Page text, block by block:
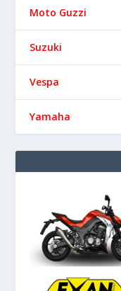
Moto Guzzi
Suzuki
Vespa
Yamaha